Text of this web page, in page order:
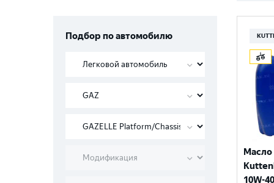
Подбор по автомобилю
10W-